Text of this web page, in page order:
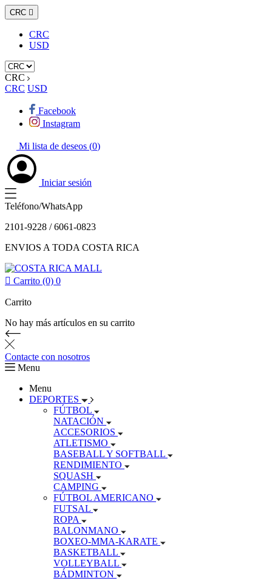
CRC 
CRC
USD
CRC
CRC USD
Facebook
Instagram
Mi lista de deseos (0)
Iniciar sesión
Teléfono/WhatsApp
2101-9228 / 6061-0823
ENVIOS A TODA COSTA RICA
 Carrito (0) 0
Carrito
No hay más artículos en su carrito
Contacte con nosotros
Menu
Menu
DEPORTES
FÚTBOL
NATACIÓN
ACCESORIOS
ATLETISMO
BASEBALL Y SOFTBALL
RENDIMIENTO
SQUASH
CAMPING
FÚTBOL AMERICANO
FUTSAL
ROPA
BALONMANO
BOXEO-MMA-KARATE
BASKETBALL
VOLLEYBALL
BÁDMINTON